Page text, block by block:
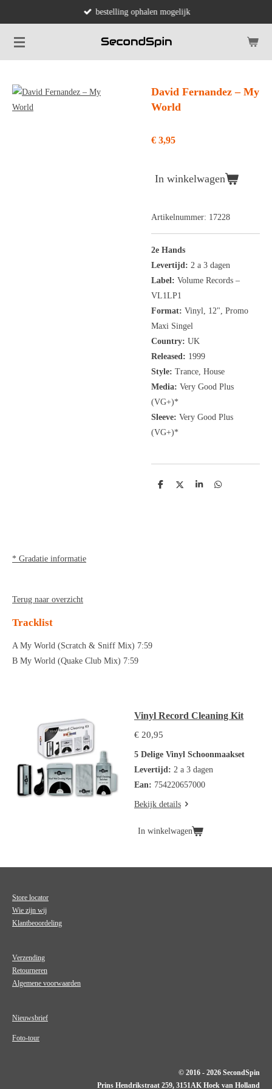
naar
de
bestelling ophalen mogelijk
David Fernandez ‎– My
World
€ 3,95
In winkelwagen
Artikelnummer: 17228
2e Hands
Levertijd: 2 a 3 dagen
Label: Volume Records ‎–
VL1LP1
Format: Vinyl, 12", Promo
Maxi Singel
Country: UK
Released: 1999
Style: Trance, House
Media: Very Good Plus
(VG+)*
Sleeve: Very Good Plus
(VG+)*
D
D
S
D
* Gradatie informatie
Terug naar overzicht
Tracklist
A My World (Scratch & Sniff Mix) 7:59
B My World (Quake Club Mix) 7:59
Vinyl Record Cleaning Kit
€ 20,95
5 Delige Vinyl Schoonmaakset
Levertijd: 2 a 3 dagen
Ean: 754220657000
Bekijk details
In winkelwagen
Store locator
Wie zijn wij
Klantbeoordeling
Verzending
Retourneren
Algemene voorwaarden
Nieuwsbrief
Foto-tour
© 2016 - 2026 SecondSpin
Prins Hendrikstraat 259, 3151AK Hoek van Holland